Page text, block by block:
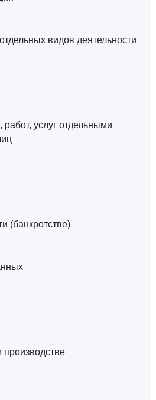
видов деятельности
работ, услуг отдельными
(банкротстве)